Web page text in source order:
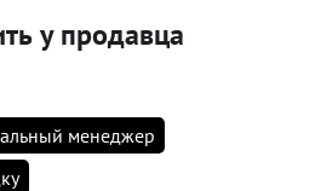
у продавца
менеджер